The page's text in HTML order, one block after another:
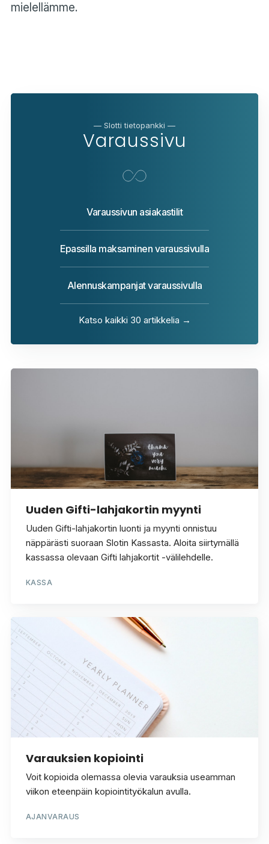
mielellämme.
— Slotti tietopankki —
Varaussivu
Varaussivun asiakastilit
Epassilla maksaminen varaussivulla
Alennuskampanjat varaussivulla
Katso kaikki 30 artikkelia →
Uuden Gifti-lahjakortin myynti
Uuden Gifti-lahjakortin luonti ja myynti onnistuu
näppärästi suoraan Slotin Kassasta. Aloita siirtymällä
kassassa olevaan Gifti lahjakortit -välilehdelle.
KASSA
Varauksien kopiointi
Voit kopioida olemassa olevia varauksia useamman
viikon eteenpäin kopiointityökalun avulla.
AJANVARAUS